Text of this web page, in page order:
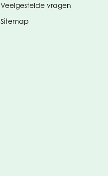
tabblad)
Veelgestelde vragen
Sitemap